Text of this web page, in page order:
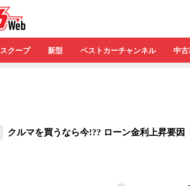
スクープ 新型 ベストカーチャンネル 中
クルマを買うなら今!?? ローン金利上昇要因